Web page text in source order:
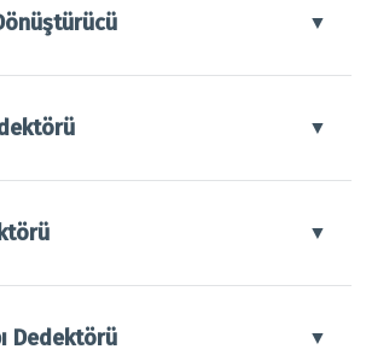
▼
▼
▼
Dedektörü ▼